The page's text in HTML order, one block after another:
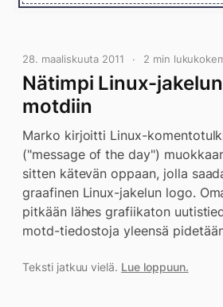
28. maaliskuuta 2011 2 min
Nätimpi Linux-
motdiin
Marko kirjoitti Linux-
("message of the day")
sitten kätevän oppaan, jolla
graafinen Linux-jakelun logo.
pitkään lähes grafiikaton
motd-tiedostoja yleensä
Teksti jatkuu vielä. Lue loppuun.